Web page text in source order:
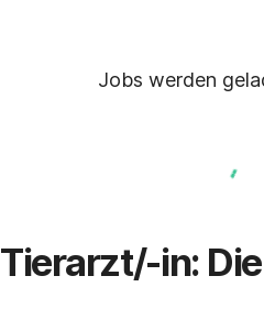
Jobs werden
Tierarzt/-in: